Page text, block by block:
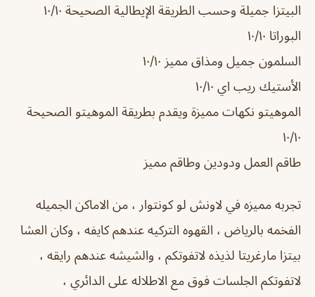
البيتزا جميلة وحسب الطريقة الإيطالية الصحيحة ١٠/١٠
البوراتا ١٠/١٠
السلمون جميل ومذاق مميز ١٠/١٠
الأستيك ريب اي ١٠/١٠
الموهيتو نكهات مميزة ويقدم بطريقة الموهيتو الصحيحة
١٠/١٠
طاقم العمل ودودين وطاقم مميز
تجربه مميزه في لاونش لو كونتوار ، من الاماكن الجميله
الفخمه بالرياض ، القهوه التركيه عندهم كايفه ، وكان العشا
بيتزا مارغريتا لذيذه لاتفوتكم ، والشيشه عندهم رايقه ،
لاتفوتكم الجلسات فوق مع الاطلاله على الدائري ،